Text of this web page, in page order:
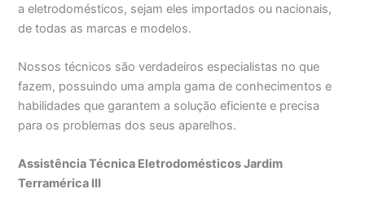
a eletrodomésticos, sejam eles importados ou nacionais,
de todas as marcas e modelos.
Nossos técnicos são verdadeiros especialistas no que
fazem, possuindo uma ampla gama de conhecimentos e
habilidades que garantem a solução eficiente e precisa
para os problemas dos seus aparelhos.
Assistência Técnica Eletrodomésticos Jardim
Terramérica III